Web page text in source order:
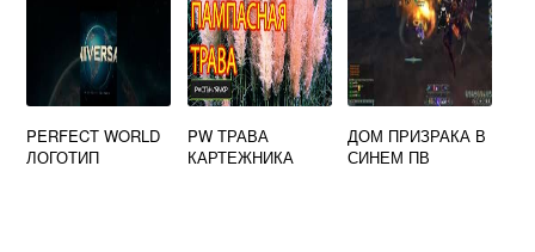
PERFECT WORLD
ЛОГОТИП
PW ТРАВА
КАРТЕЖНИКА
ДОМ ПРИЗРАКА В
СИНЕМ ПВ